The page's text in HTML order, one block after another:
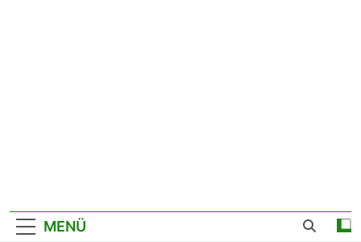
MENÜ